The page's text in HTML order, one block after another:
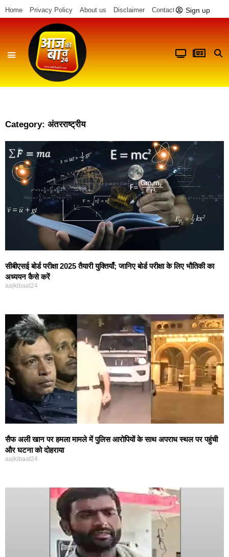
Home Privacy Policy About us Disclaimer Contact us Sign up
Category: अंतरराष्ट्रीय
सीबीएसई बोर्ड परीक्षा 2025 तैयारी युक्तियाँ; जानिए बोर्ड परीक्षा के लिए भौतिकी का
अध्ययन कैसे करें
aajkibaat24
सैफ अली खान पर हमला मामले में पुलिस आरोपियों के साथ अपराध स्थल पर पहुंची
और घटना को दोहराया
aajkibaat24